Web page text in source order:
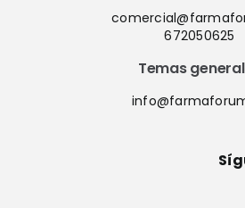
672050625
Temas